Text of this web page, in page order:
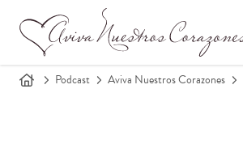
Podcast Aviva Nuestros Corazones